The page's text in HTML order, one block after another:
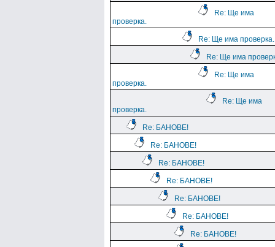
Re: Ще има
проверка.
Re: Ще има проверка.
Re: Ще има
Re: Ще има
проверка.
Re: Ще има
проверка.
Re: БАНОВЕ!
Re: БАНОВЕ!
Re: БАНОВЕ!
Re: БАНОВЕ!
Re: БАНОВЕ!
Re: БАНОВЕ!
Re: БАНОВЕ!